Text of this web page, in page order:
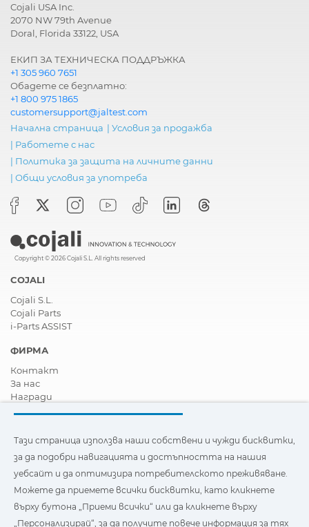
Cojali USA Inc.
2070 NW 79th Avenue
Doral, Florida 33122, USA
ЕКИП ЗА ТЕХНИЧЕСКА ПОДДРЪЖКА
+1 305 960 7651
Обадете се безплатно:
+1 800 975 1865
customersupport@jaltest.com
Начална страница | Условия за продажба
| Работете с нас
| Политика за защита на личните данни
| Общи условия за употреба
Copyright © 2026 Cojali S.L. All rights reserved
COJALI
Cojali S.L.
Cojali Parts
i-Parts ASSIST
ФИРМА
Контакт
За нас
Награди
Станете дистрибутор
Новини
Видеа
FAQ - Често задавани въпроси
Тази страница използва наши собствени и бисквитки на
трети страни, за да подобри навигацията и
Тази страница използва наши собствени и чужди бисквитки,
за да подобри навигацията и достъпността на нашия
уебсайт и да оптимизира потребителското преживяване.
Можете да приемете всички бисквитки, като кликнете
върху бутона „Приеми всички“ или да кликнете върху
„Персонализирай“, за да получите повече информация за тях